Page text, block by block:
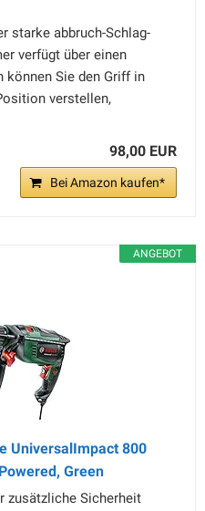
starke abbruch-Schlag-
verfügt über einen
können Sie den Griff in
verstellen,
98,00 EUR
Bei Amazon kaufen*
ANGEBOT
UniversalImpact 800
Green
zusätzliche Sicherheit